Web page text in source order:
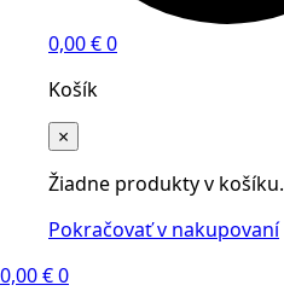
0,00€0
Košík
×
Žiadne produkty v košíku.
Pokračovať v nakupovaní
0,00€0